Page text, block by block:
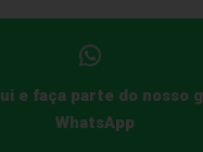
e faça parte do nosso
WhatsApp